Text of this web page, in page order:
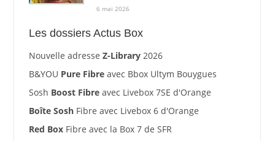
6 mai 2026
Les dossiers Actus Box
Nouvelle adresse Z-Library2026
B&YOU Pure Fibreavec Bbox Ultym Bouygues
Sosh Boost Fibreavec Livebox 7SE d'Orange
Boîte SoshFibre avec Livebox 6 d'Orange
Red BoxFibre avec la Box 7 de SFR